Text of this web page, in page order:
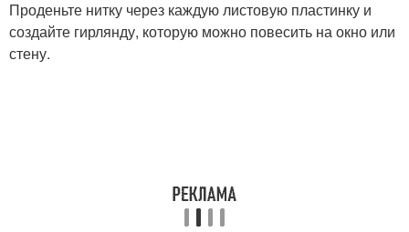
Идеи для осеннего
Проденьте нитку через каждую листовую пластинку и
создайте гирлянду, которую можно повесить на окно или
стену.